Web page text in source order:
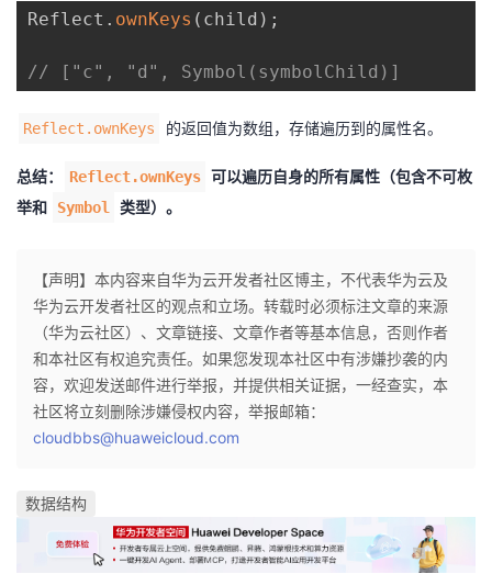
Reflect . ownKeys ( child ) ;
// ["c", "d", Symbol(symbolChild)]
Reflect.ownKeys 的返回值为数组，存储遍历到的属性名。
总结： Reflect.ownKeys 可以遍历自身的所有属性（包含不可枚
举和
Symbol 类型）。
【声明】本内容来自华为云开发者社区博主，不代表华为云及
华为云开发者社区的观点和立场。转载时必须标注文章的来源
（华为云社区）、文章链接、文章作者等基本信息，否则作者
和本社区有权追究责任。如果您发现本社区中有涉嫌抄袭的内
容，欢迎发送邮件进行举报，并提供相关证据，一经查实，本
社区将立刻删除涉嫌侵权内容，举报邮箱：
cloudbbs@huaweicloud.com
数据结构